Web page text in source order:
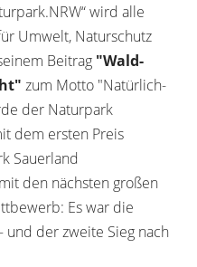
wird alle
Umwelt, Naturschutz
Beitrag "Wald-
zum Motto "Natürlich-
der Naturpark
dem ersten Preis
Sauerland
den nächsten großen
Es war die
und der zweite Sieg nach